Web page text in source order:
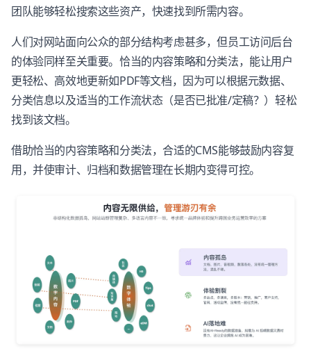
团队能够轻松搜索这些资产，快速找到所需内容。
人们对网站面向公众的部分结构考虑甚多，但员工访问后台
的体验同样至关重要。恰当的内容策略和分类法，能让用户
更轻松、高效地更新如PDF等文档，因为可以根据元数据、
分类信息以及适当的工作流状态（是否已批准/定稿？）轻松
找到该文档。
借助恰当的内容策略和分类法，合适的CMS能够鼓励内容复
用，并使审计、归档和数据管理在长期内变得可控。